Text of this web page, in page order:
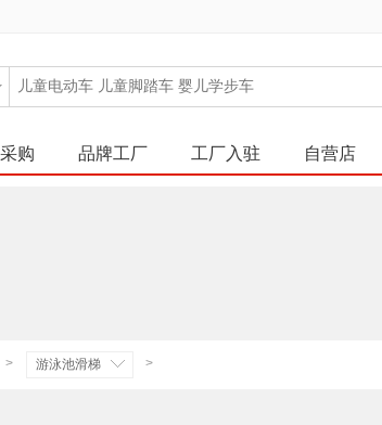
购 品牌工厂 工厂入驻 自营店
> 游泳池滑梯 >